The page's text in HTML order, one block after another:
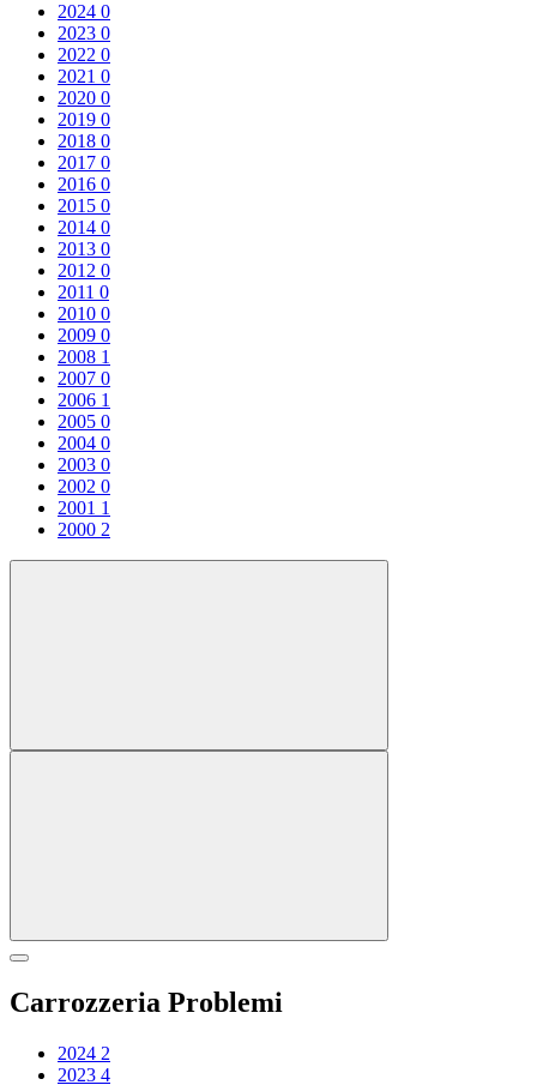
2024 0
2023 0
2022 0
2021 0
2020 0
2019 0
2018 0
2017 0
2016 0
2015 0
2014 0
2013 0
2012 0
2011 0
2010 0
2009 0
2008 1
2007 0
2006 1
2005 0
2004 0
2003 0
2002 0
2001 1
2000 2
Carrozzeria Problemi
2024 2
2023 4